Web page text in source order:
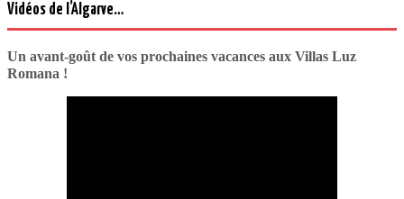
Vidéos de l’Algarve…
Un avant-goût de vos prochaines vacances aux Villas Luz
Romana !